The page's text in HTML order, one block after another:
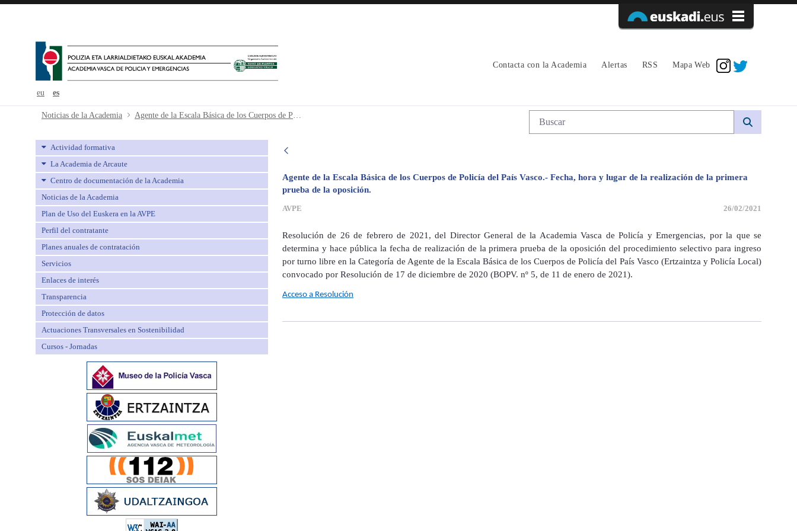
eu es
Contacta con la Academia Alertas RSS Mapa Web
Agente de la Escala Básica de los Cuerpos de Policía del País Vasco.- Fecha, hora y lugar de la realización de la
Noticias de la Academia Agente de la Escala Básica de los Cuerpos de Policía del País Vasco.- Fecha, hora y lugar de la realización de la primera prueba de la oposición. Búsqueda web
Actividad formativa
La Academia de Arcaute
Centro de documentación de la Academia
Noticias de la Academia
Plan de Uso del Euskera en la AVPE
Perfil del contratante
Planes anuales de contratación
Servicios
Enlaces de interés
Transparencia
Protección de datos
Actuaciones Transversales en Sostenibilidad
Cursos - Jornadas
Agente de la Escala Básica de los Cuerpos de Policía del País Vasco.- Fecha, hora y lugar de la realización de la primera
prueba de la oposición.
AVPE 26/02/2021
Resolución de 26 de febrero de 2021, del Director General de la Academia Vasca de Policía y Emergencias, por la que se
determina y hace pública la fecha de realización de la primera prueba de la oposición del procedimiento selectivo para ingreso
por turno libre en la Categoría de Agente de la Escala Básica de los Cuerpos de Policía del País Vasco (Ertzaintza y Policía Local)
convocado por Resolución de 17 de diciembre de 2020 (BOPV. nº 5, de 11 de enero de 2021).
Acceso a Resolución